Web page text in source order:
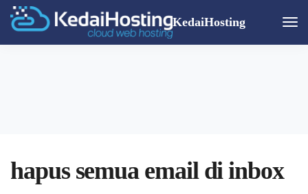
KedaiHosting
hapus semua email di inbox